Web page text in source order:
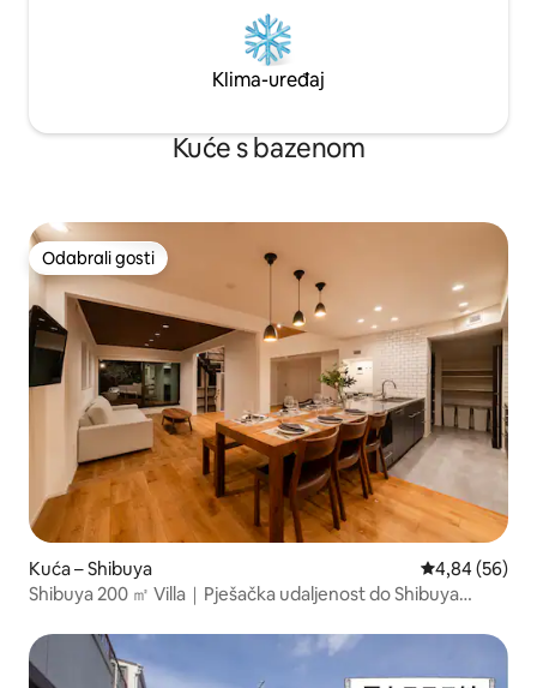
navedene u vodičima. Dostupna je i
usluga predaje prtljage, pa slobodno
Klima-uređaj
Kuće s bazenom
Odabrali gosti
Odabrali gosti
Kuća – Shibuya Prosječna
4,84 (56)
Shibuya 200 ㎡ Villa｜Pješačka udaljenost do Shibuya
dostupno